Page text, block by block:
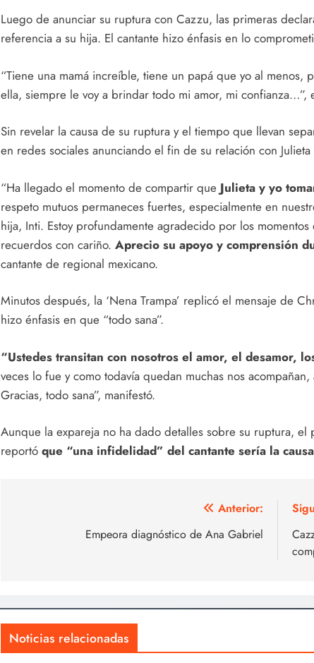
Luego de anunciar su ruptura con Cazzu, las primeras
referencia a su hija. El cantante hizo énfasis en lo
“Tiene una mamá increíble, tiene un papá que yo al menos,
ella, siempre le voy a brindar todo mi amor, mi confianza…”,
Sin revelar la causa de su ruptura y el tiempo que llevan
en redes sociales anunciando el fin de su relación con
“Ha llegado el momento de compartir que Julieta y yo
respeto mutuos permaneces fuertes, especialmente en
hija, Inti. Estoy profundamente agradecido por los
recuerdos con cariño. Aprecio su apoyo y comprensión
cantante de regional mexicano.
Minutos después, la ‘Nena Trampa’ replicó el mensaje de
hizo énfasis en que “todo sana”.
“Ustedes transitan con nosotros el amor, el desamor,
veces lo fue y como todavía quedan muchas nos
Gracias, todo sana”, manifestó.
Aunque la expareja no ha dado detalles sobre su ruptura, el
reportó que “una infidelidad” del cantante sería la
Anterior:
Empeora diagnóstico de Ana Gabriel
Noticias relacionadas